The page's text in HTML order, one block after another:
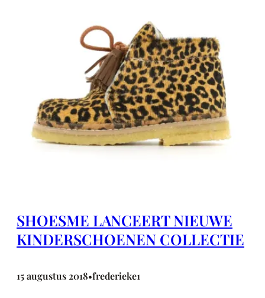
SHOESME LANCEERT NIEUWE
KINDERSCHOENEN COLLECTIE
15 augustus 2018•frederieke1